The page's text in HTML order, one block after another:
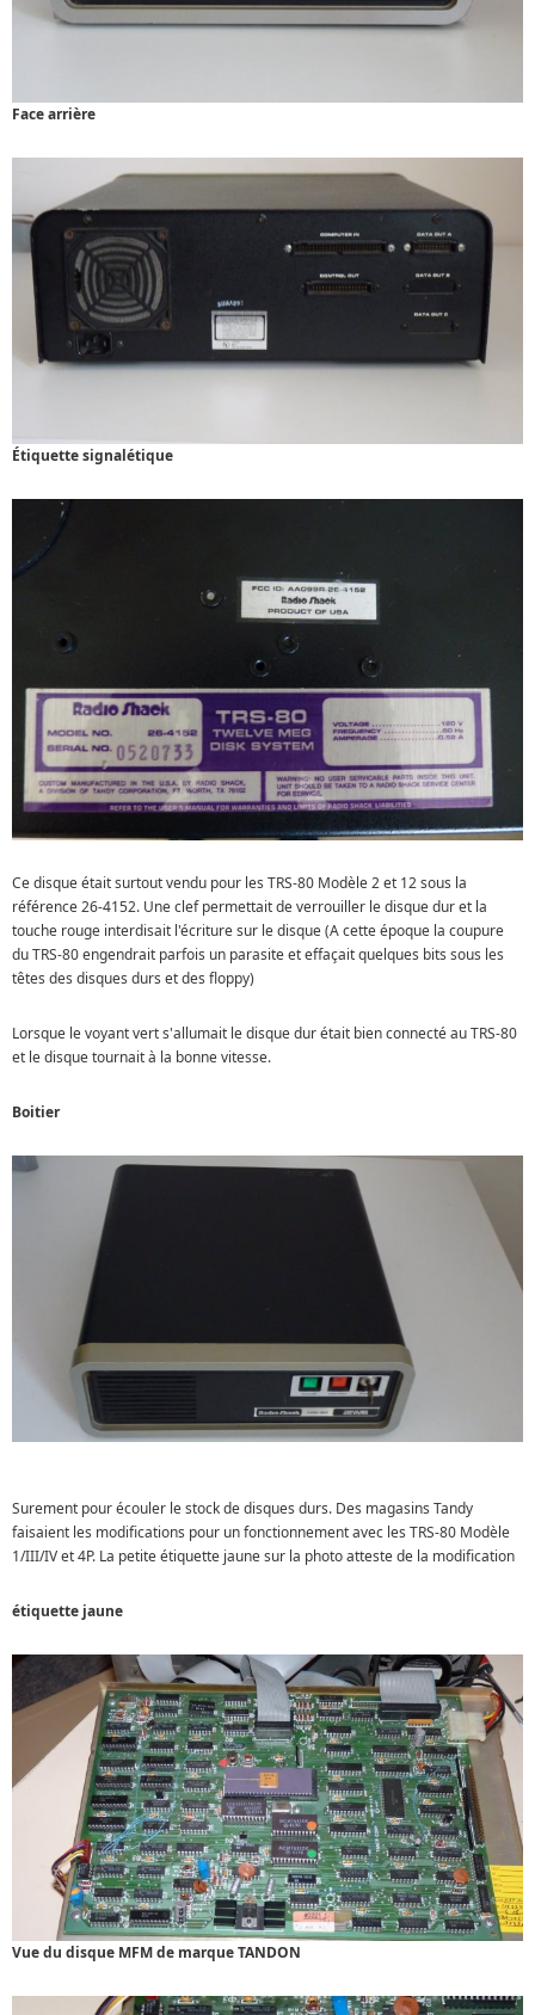
Face arrière
Étiquette signalétique
Ce disque était surtout vendu pour les TRS-80 Modèle 2 et 12 sous la
référence 26-4152. Une clef permettait de verrouiller le disque dur et la
touche rouge interdisait l'écriture sur le disque (A cette époque la coupure
du TRS-80 engendrait parfois un parasite et effaçait quelques bits sous les
têtes des disques durs et des floppy)
Lorsque le voyant vert s'allumait le disque dur était bien connecté au TRS-80
et le disque tournait à la bonne vitesse.
Boitier
Surement pour écouler le stock de disques durs. Des magasins Tandy
faisaient les modifications pour un fonctionnement avec les TRS-80 Modèle
1/III/IV et 4P. La petite étiquette jaune sur la photo atteste de la modification
étiquette jaune
Vue du disque MFM de marque TANDON